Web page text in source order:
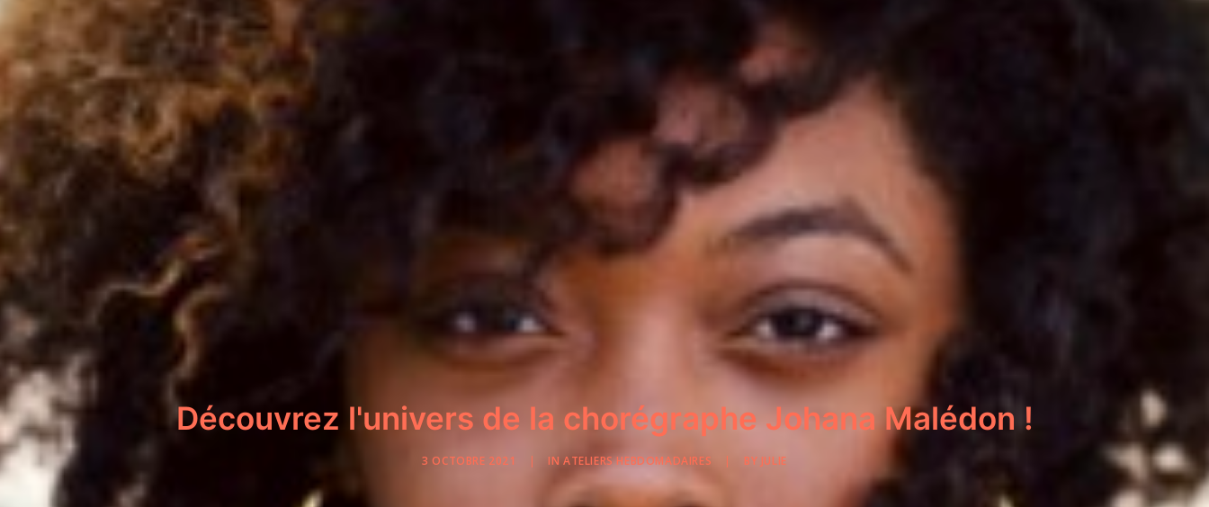
Découvrez l'univers de la chorégraphe Johana Malédon !
3 OCTOBRE 2021 | INATELIERS HEBDOMADAIRES | BY JULIE